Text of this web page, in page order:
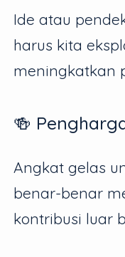
Ide atau
harus kita
meningkatkan
🍻
Angkat gelas
benar-benar
kontribusi luar